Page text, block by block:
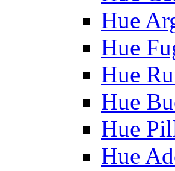
Hue
Hue
Hue
Hue
Hue
Hue